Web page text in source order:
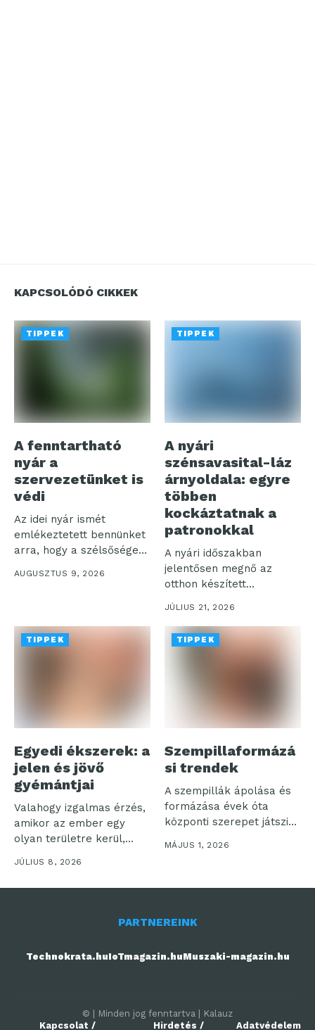
KAPCSOLÓDÓ CIKKEK
TIPPEK
A fenntartható
nyár a
szervezetünket is
védi
Az idei nyár ismét
emlékeztetett bennünket
arra, hogy a szélsőséges
AUGUSZTUS 9, 2026
TIPPEK
A nyári
szénsavasital-láz
árnyoldala: egyre
többen
kockáztatnak a
patronokkal
A nyári időszakban
jelentősen megnő az
otthon készített
szénsavas italok iránti
JÚLIUS 21, 2026
TIPPEK
Egyedi ékszerek: a
jelen és jövő
gyémántjai
Valahogy izgalmas érzés,
amikor az ember egy
olyan területre kerül,
amelyet talán...
JÚLIUS 8, 2026
TIPPEK
Szempillaformázá
si trendek
A szempillák ápolása és
formázása évek óta
központi szerepet játszik
a szépségápolásban,...
MÁJUS 1, 2026
PARTNEREINK
Technokrata.huIoTmagazin.huMuszaki-magazin.hu
© | Minden jog fenntartva | Kalauz
Kapcsolat /
Hirdetés / Adatvédelem